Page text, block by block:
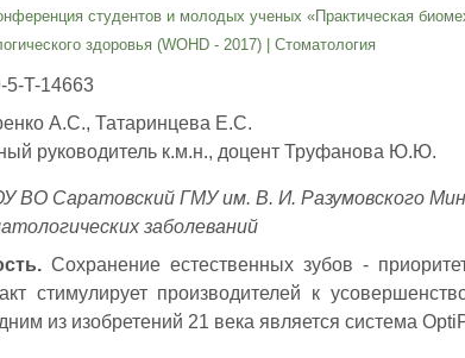
студентов и молодых ученых «Практическая
здоровья (WOHD - 2017)| Стоматология
5-T-14663
А.С., Татаринцева Е.С.
руководитель к.м.н., доцент Труфанова Ю.Ю.
ВО Саратовский ГМУ им. В. И. Разумовского
заболеваний
Сохранение естественных зубов -
стимулирует производителей к
из изобретений 21 века является система